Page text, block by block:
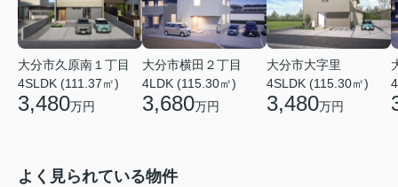
大分市久原南１丁目
4SLDK (111.37㎡)
3,480万円
大分市横田２丁目
4LDK (115.30㎡)
3,680万円
大分市大字里
4SLDK (115.30㎡)
3,480万円
よく見られている物件